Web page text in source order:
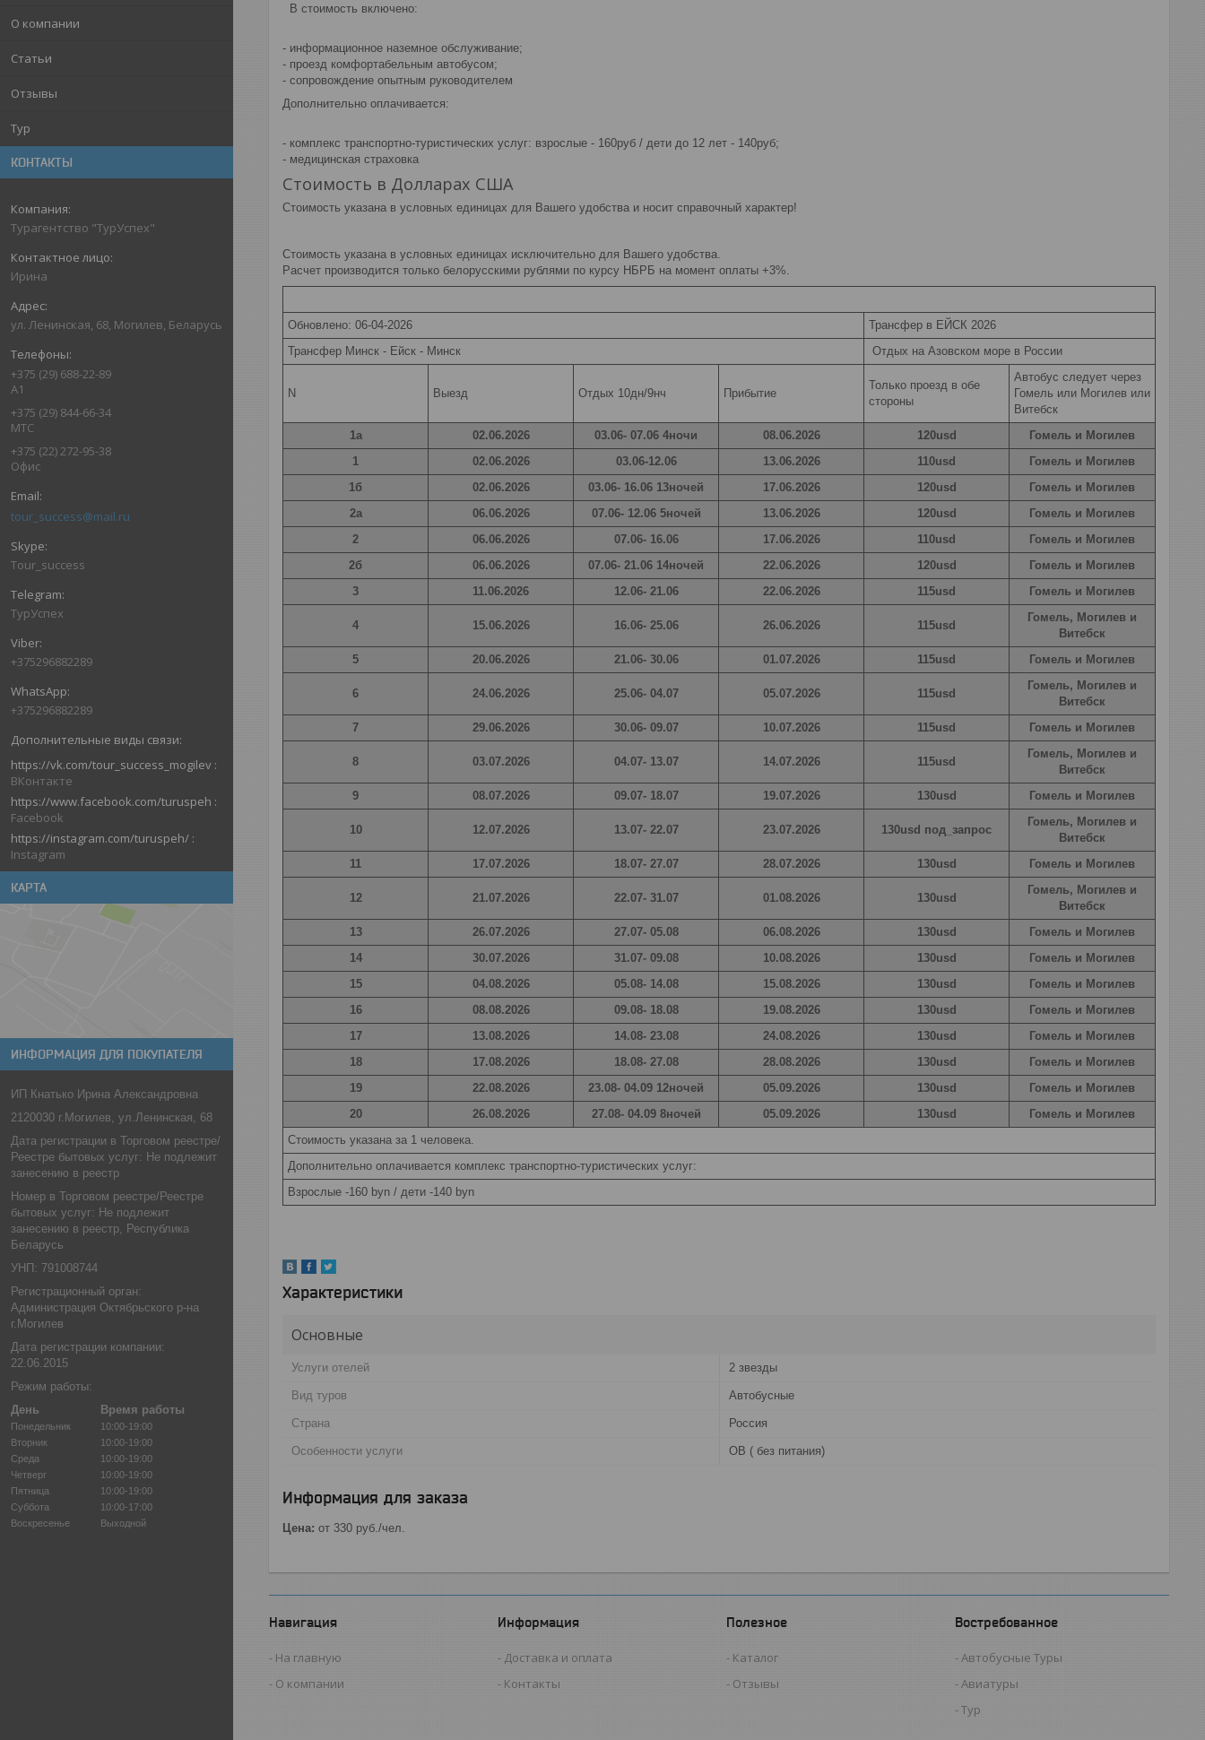
О компании
Статьи
Отзывы
Тур
КОНТАКТЫ
Турагентство "ТурУспех"
Ирина
ул. Ленинская, 68, Могилев, Беларусь
+375 (29) 688-22-89
А1
+375 (29) 844-66-34
МТС
+375 (22) 272-95-38
Офис
tour_success@mail.ru
Tour_success
ТурУспех
+375296882289
+375296882289
https://vk.com/tour_success_mogilev
ВКонтакте
https://www.facebook.com/turuspeh
Facebook
https://instagram.com/turuspeh/
Instagram
КАРТА
ИНФОРМАЦИЯ ДЛЯ ПОКУПАТЕЛЯ
ИП Кнатько Ирина Александровна
2120030 г.Могилев, ул.Ленинская, 68
Дата регистрации в Торговом реестре/
Реестре бытовых услуг: Не подлежит
занесению в реестр
Номер в Торговом реестре/Реестре
бытовых услуг: Не подлежит
занесению в реестр, Республика
Беларусь
УНП: 791008744
Регистрационный орган:
Администрация Октябрьского р-на
г.Могилев
Дата регистрации компании:
22.06.2015
Режим работы:
День
Время работы
Понедельник
10:00-19:00
Вторник
10:00-19:00
Среда
10:00-19:00
Четверг
10:00-19:00
Пятница
10:00-19:00
Суббота
10:00-17:00
Воскресенье
Выходной
В стоимость включено:
- информационное наземное обслуживание;
- проезд комфортабельным автобусом;
- cопровождение опытным руководителем
Дополнительно оплачивается:
- комплекс транспортно-туристических услуг: взрослые - 160руб / дети до 12 лет - 140руб;
- медицинская страховка
Стоимость в Долларах США
Стоимость указана в условных единицах для Вашего удобства и носит справочный характер!
Стоимость указана в условных единицах исключительно для Вашего удобства.
Расчет производится только белорусскими рублями по курсу НБРБ на момент оплаты +3%.
Обновлено: 06-04-2026
Трансфер в ЕЙСК 2026
Трансфер Минск - Ейск - Минск
Отдых на Азовском море в России
N Выезд Отдых 10дн/9нч Прибытие
Только проезд в обе
стороны
Автобус следует через
Гомель или Могилев или
Витебск
1а
02.06.2026 03.06- 07.06 4ночи 08.06.2026 120usd
Гомель и Могилев
1
02.06.2026 03.06-12.06 13.06.2026 110usd
Гомель и Могилев
1б
02.06.2026 03.06- 16.06 13ночей 17.06.2026 120usd
Гомель и Могилев
2а
06.06.2026 07.06- 12.06 5ночей 13.06.2026 120usd
Гомель и Могилев
2
06.06.2026 07.06- 16.06 17.06.2026 110usd
Гомель и Могилев
2б
06.06.2026 07.06- 21.06 14ночей 22.06.2026 120usd
Гомель и Могилев
3
11.06.2026 12.06- 21.06 22.06.2026 115usd Гомель и Могилев
4 15.06.2026 16.06- 25.06 26.06.2026 115usd
Гомель, Могилев и
Витебск
5
20.06.2026 21.06- 30.06 01.07.2026 115usd Гомель и Могилев
6 24.06.2026 25.06- 04.07 05.07.2026 115usd
Гомель, Могилев и
Витебск
7
29.06.2026 30.06- 09.07 10.07.2026 115usd Гомель и Могилев
8 03.07.2026 04.07- 13.07 14.07.2026 115usd
Гомель, Могилев и
Витебск
9
08.07.2026 09.07- 18.07 19.07.2026 130usd Гомель и Могилев
10 12.07.2026 13.07- 22.07 23.07.2026 130usd под_запрос
Гомель, Могилев и
Витебск
11
17.07.2026 18.07- 27.07 28.07.2026 130usd Гомель и Могилев
12 21.07.2026 22.07- 31.07 01.08.2026 130usd
Гомель, Могилев и
Витебск
13
26.07.2026 27.07- 05.08 06.08.2026 130usd
Гомель и Могилев
14
30.07.2026 31.07- 09.08 10.08.2026 130usd
Гомель и Могилев
15
04.08.2026 05.08- 14.08 15.08.2026 130usd
Гомель и Могилев
16
08.08.2026 09.08- 18.08 19.08.2026 130usd
Гомель и Могилев
17
13.08.2026 14.08- 23.08 24.08.2026 130usd
Гомель и Могилев
18
17.08.2026 18.08- 27.08 28.08.2026 130usd
Гомель и Могилев
19
22.08.2026 23.08- 04.09 12ночей 05.09.2026 130usd
Гомель и Могилев
20
26.08.2026 27.08- 04.09 8ночей 05.09.2026 130usd
Гомель и Могилев
Стоимость указана за 1 человека.
Дополнительно оплачивается комплекс транспортно-туристических услуг:
Взрослые -160 byn / дети -140 byn
Характеристики
Основные
Услуги отелей 2 звезды
Вид туров Автобусные
Страна Россия
Особенности услуги OB ( без питания)
Информация для заказа
Цена: от 330 руб. /чел.
Навигация
На главную
О компании
Информация
Доставка и оплата
Контакты
Полезное
Каталог
Отзывы
Востребованное
Автобусные Туры
Авиатуры
Тур